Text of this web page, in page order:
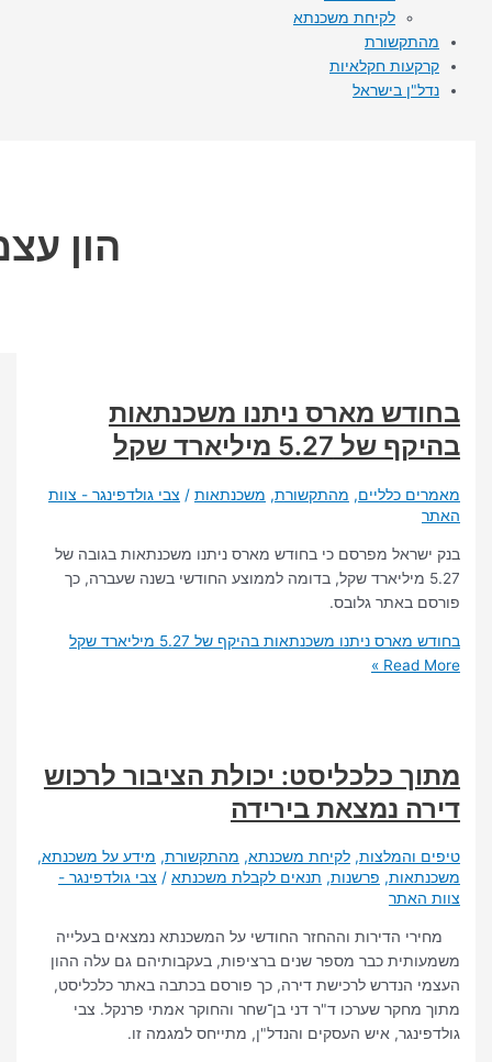
לקיחת משכנתא
חקלאיות
בישראל
הון עצמי
מארס ניתנו משכנתאות
מיליארד שקל
כלליים,מהתקשורת,משכנתאות /צבי גולדפינגר - צוות
מפרסם כי בחודש מארס ניתנו משכנתאות בגובה של
מיליארד שקל, בדומה לממוצע החודשי בשנה שעברה, כך
באתר גלובס.
ניתנו משכנתאות בהיקף של 5.27 מיליארד שקל
Read
כלכליסט: יכולת הציבור לרכוש
נמצאת בירידה
,לקיחת משכנתא,מהתקשורת,מידע על משכנתא,
,פרשנות,תנאים לקבלת משכנתא/ צבי גולדפינגר -
הדירות וההחזר החודשי על המשכנתא נמצאים בעלייה
כבר מספר שנים ברציפות, בעקבותיהם גם עלה ההון
הנדרש לרכישת דירה, כך פורסם בכתבה באתר כלכליסט,
שערכו ד"ר דני בן־שחר והחוקר אמתי פרנקל. צבי
איש העסקים והנדל"ן, מתייחס למגמה זו.